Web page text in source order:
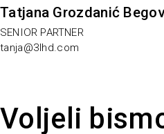
Tatjana Grozdanić
SENIOR PARTNER
tanja@3lhd.com
Voljeli